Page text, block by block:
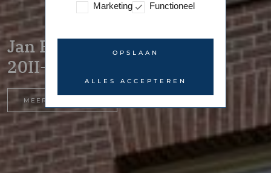
Jan Bernardusstraat
20II- L – Amsterdam
MEER INFORMATIE
Marketing Functioneel
OPSLAAN
ALLES ACCEPTEREN